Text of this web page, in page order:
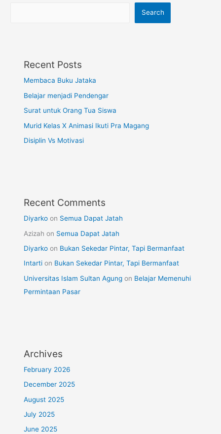
Search
Recent Posts
Membaca Buku Jataka
Belajar menjadi Pendengar
Surat untuk Orang Tua Siswa
Murid Kelas X Animasi Ikuti Pra Magang
Disiplin Vs Motivasi
Recent Comments
Diyarko on Semua Dapat Jatah
Azizah on Semua Dapat Jatah
Diyarko on Bukan Sekedar Pintar, Tapi Bermanfaat
Intarti on Bukan Sekedar Pintar, Tapi Bermanfaat
Universitas Islam Sultan Agung on Belajar Memenuhi
Permintaan Pasar
Archives
February 2026
December 2025
August 2025
July 2025
June 2025